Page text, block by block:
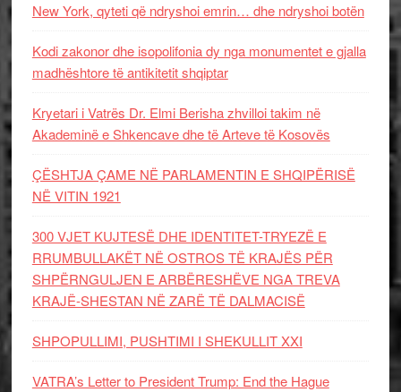
New York, qyteti që ndryshoi emrin… dhe ndryshoi botën
Kodi zakonor dhe isopolifonia dy nga monumentet e gjalla
madhështore të antikitetit shqiptar
Kryetari i Vatrës Dr. Elmi Berisha zhvilloi takim në
Akademinë e Shkencave dhe të Arteve të Kosovës
ÇËSHTJA ÇAME NË PARLAMENTIN E SHQIPËRISË
NË VITIN 1921
300 VJET KUJTESË DHE IDENTITET-TRYEZË E
RRUMBULLAKËT NË OSTROS TË KRAJËS PËR
SHPËRNGULJEN E ARBËRESHËVE NGA TREVA
KRAJË-SHESTAN NË ZARË TË DALMACISË
SHPOPULLIMI, PUSHTIMI I SHEKULLIT XXI
VATRA’s Letter to President Trump: End the Hague